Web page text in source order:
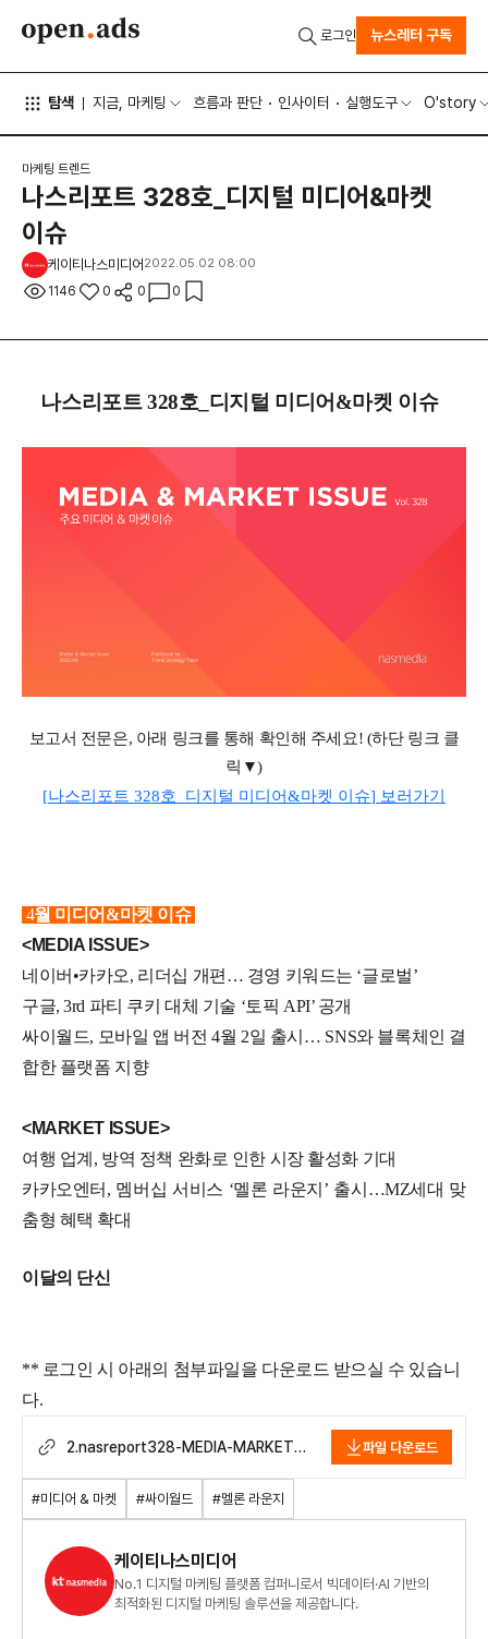
탐색 지금, 마케팅 흐름과 판단 인사이터 실행도구 O'story
로그인 뉴스레터 구독
마케팅 트렌드
나스리포트 328호_디지털 미디어&마켓
이슈
케이티나스미디어 2022.05.02 08:00
1146 0 0 0
나스리포트 328호_디지털 미디어&마켓 이슈
보고서 전문은, 아래 링크를 통해 확인해 주세요! (하단 링크 클
릭▼)
[나스리포트 328호 디지털 미디어&마켓 이슈] 보러가기
4월 미디어&마켓 이슈
<MEDIA ISSUE>
네이버•카카오, 리더십 개편… 경영 키워드는 ‘글로벌’
구글, 3rd 파티 쿠키 대체 기술 ‘토픽 API’ 공개
싸이월드, 모바일 앱 버전 4월 2일 출시… SNS와 블록체인 결
합한 플랫폼 지향
<MARKET ISSUE>
여행 업계, 방역 정책 완화로 인한 시장 활성화 기대
카카오엔터, 멤버십 서비스 ‘멜론 라운지’ 출시…MZ세대 맞
춤형 혜택 확대
이달의 단신
** 로그인 시 아래의 첨부파일을 다운로드 받으실 수 있습니
다.
2.nasreport328-MEDIA-MARKET-
파일 다운로드
#미디어 & 마켓 #싸이월드 #멜론 라운지
케이티나스미디어
No.1 디지털 마케팅 플랫폼 컴퍼니로서 빅데이터·AI 기반의
최적화된 디지털 마케팅 솔루션을 제공합니다.